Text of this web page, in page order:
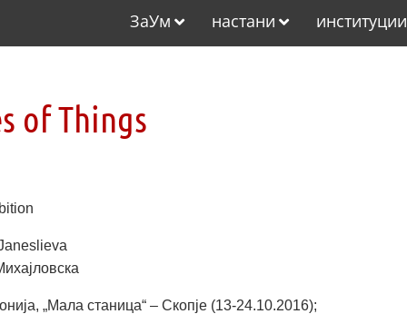
ЗаУм настани институции
of Things
„Мала станица“ – Скопје (13-24.10.2016);